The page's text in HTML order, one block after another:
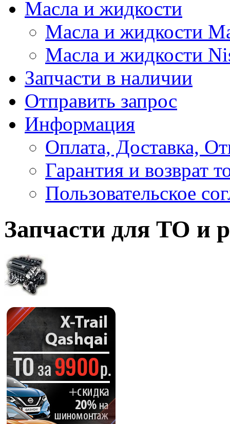
Масла и жидкости
Масла и жидкости
Масла и жидкости
Запчасти в наличии
Отправить запрос
Информация
Оплата, Доставка,
Гарантия и возврат
Пользовательское
Запчасти для ТО и